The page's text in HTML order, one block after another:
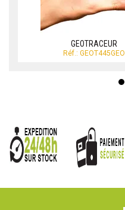
GEOTRACEUR
Réf.: GEOT445GEO